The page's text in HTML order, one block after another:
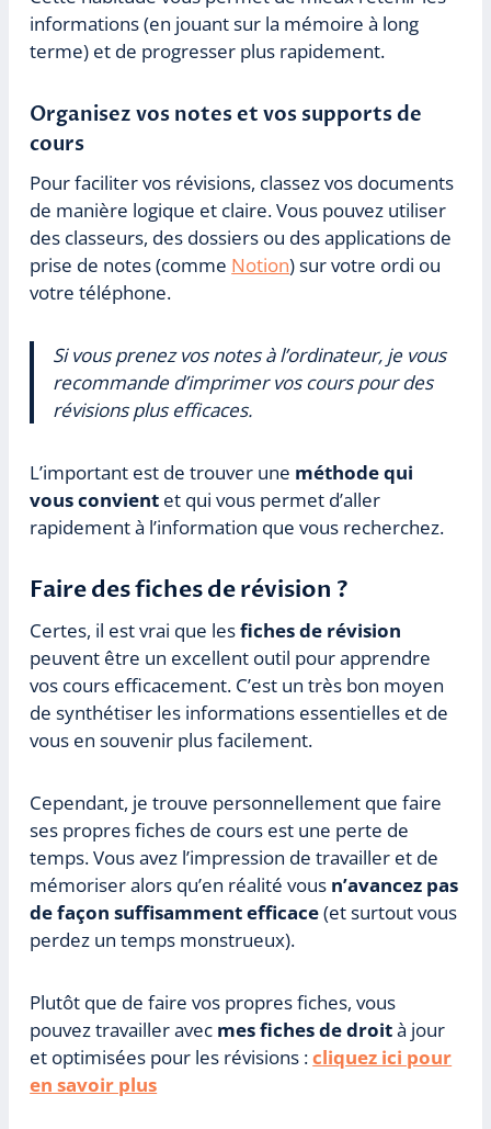
informations (en jouant sur la mémoire à long
terme) et de progresser plus rapidement.
Organisez vos notes et vos supports de
cours
Pour faciliter vos révisions, classez vos documents
de manière logique et claire. Vous pouvez utiliser
des classeurs, des dossiers ou des applications de
prise de notes (comme Notion) sur votre ordi ou
votre téléphone.
Si vous prenez vos notes à l’ordinateur, je vous
recommande d’imprimer vos cours pour des
révisions plus efficaces.
L’important est de trouver une méthode qui
vous convient et qui vous permet d’aller
rapidement à l’information que vous recherchez.
Faire des fiches de révision ?
Certes, il est vrai que lesfiches de révision
peuvent être un excellent outil pour apprendre
vos cours efficacement. C’est un très bon moyen
de synthétiser les informations essentielles et de
vous en souvenir plus facilement.
Cependant, je trouve personnellement que faire
ses propres fiches de cours est une perte de
temps. Vous avez l’impression de travailler et de
mémoriser alors qu’en réalité vous n’avancez pas
de façon suffisamment efficace(et surtout vous
perdez un temps monstrueux).
Plutôt que de faire vos propres fiches, vous
pouvez travailler avec mes fiches de droità jour
et optimisées pour les révisions :cliquez ici pour
en savoir plus